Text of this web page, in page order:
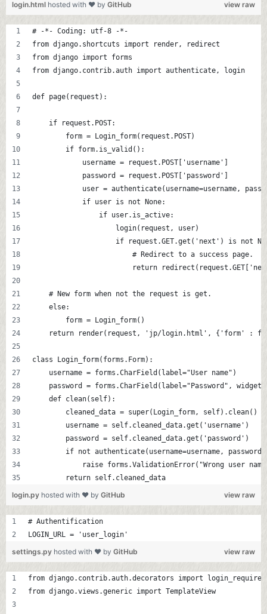
view raw
login.html hosted with ❤ by GitHub
# -*- Coding: utf-8 -*-
from django.shortcuts import render, redirect
from django import forms
from django.contrib.auth import authenticate, login
def page(request):
    if request.POST:
        form = Login_form(request.POST)
        if form.is_valid():
            username = request.POST['username']
            password = request.POST['password']
user = authenticate(username=username,
            if user is not None:
                if user.is_active:
                    login(request, user)
if request.GET.get('next') is not
                        # Redirect to a success page.
return
    # New form when not the request is get.
    else:
        form = Login_form()
return render(request, 'jp/login.html', {'form' :
class Login_form(forms.Form):
    username = forms.CharField(label="User name")
password = forms.CharField(label="Password",
    def clean(self):
        cleaned_data = super(Login_form, self).clean()
        username = self.cleaned_data.get('username')
        password = self.cleaned_data.get('password')
if not authenticate(username=username,
raise forms.ValidationError("Wrong user
        return self.cleaned_data
view raw
login.py hosted with ❤ by GitHub
# Authentification
LOGIN_URL = 'user_login'
view raw
settings.py hosted with ❤ by GitHub
from django.contrib.auth.decorators import login_required
from django.views.generic import TemplateView